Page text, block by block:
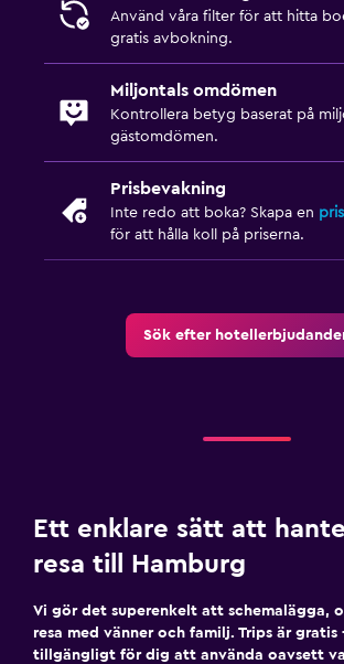
Använd våra filter för att hitta
gratis avbokning.
Miljontals omdömen
Kontrollera betyg baserat på
gästomdömen.
Prisbevakning
Inte redo att boka? Skapa en
för att hålla koll på priserna.
Sök efter
Ett enklare sätt att
resa till Hamburg
Vi gör det superenkelt att schemalägga,
resa med vänner och familj. Trips är gratis
tillgängligt för dig att använda oavsett